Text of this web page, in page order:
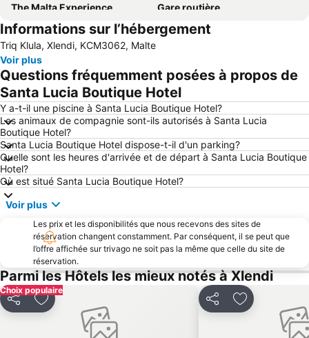
The Malta Experience
Gare routière
Triq it-Torri
Plage de Ghajn Tuffieha
The Point Shopping Centre
St George's Beach
Balluta Bay
Jardins d' Upper Baracca
Eglise Ste Catherine
Popeye Village
Qawra
Ramla Bay
Ferry Terminal Mgarr
San Pawl il-Bahar
Domus Romana
San Anton Palace
National Library of Malta
Village de pêcheurs de Marsaxlokk
Marsalforn - fishing village
Rue de Fontana
La Cathédrale de Gozo
Eglise de St Paul et sa grotte
Ta' Qali National Stadium
Paceville
Portomaso
Spinola Bay
Eglise des carmes
Eglise St Laurent
Informations sur l’hébergement
Triq Klula, Xlendi, KCM3062, Malte
Voir plus
Questions fréquemment posées à propos de
Santa Lucia Boutique Hotel
Y a-t-il une piscine à Santa Lucia Boutique Hotel?
Les animaux de compagnie sont-ils autorisés à Santa Lucia
Boutique Hotel?
Santa Lucia Boutique Hotel dispose-t-il d'un parking?
Quelle sont les heures d'arrivée et de départ à Santa Lucia Boutique
Hotel?
Où est situé Santa Lucia Boutique Hotel?
Voir plus
Les prix et les disponibilités que nous recevons des sites de
réservation changent constamment. Par conséquent, il se peut que
l’offre affichée sur trivago ne soit pas la même que celle du site de
réservation.
Parmi les Hôtels les mieux notés à Xlendi
Choix populaire
PartagerAjouter à mes favoris PartagerAjouter à